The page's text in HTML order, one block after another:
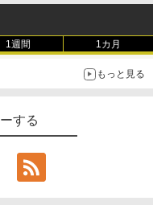
1週間 1カ月
もっと見る
する